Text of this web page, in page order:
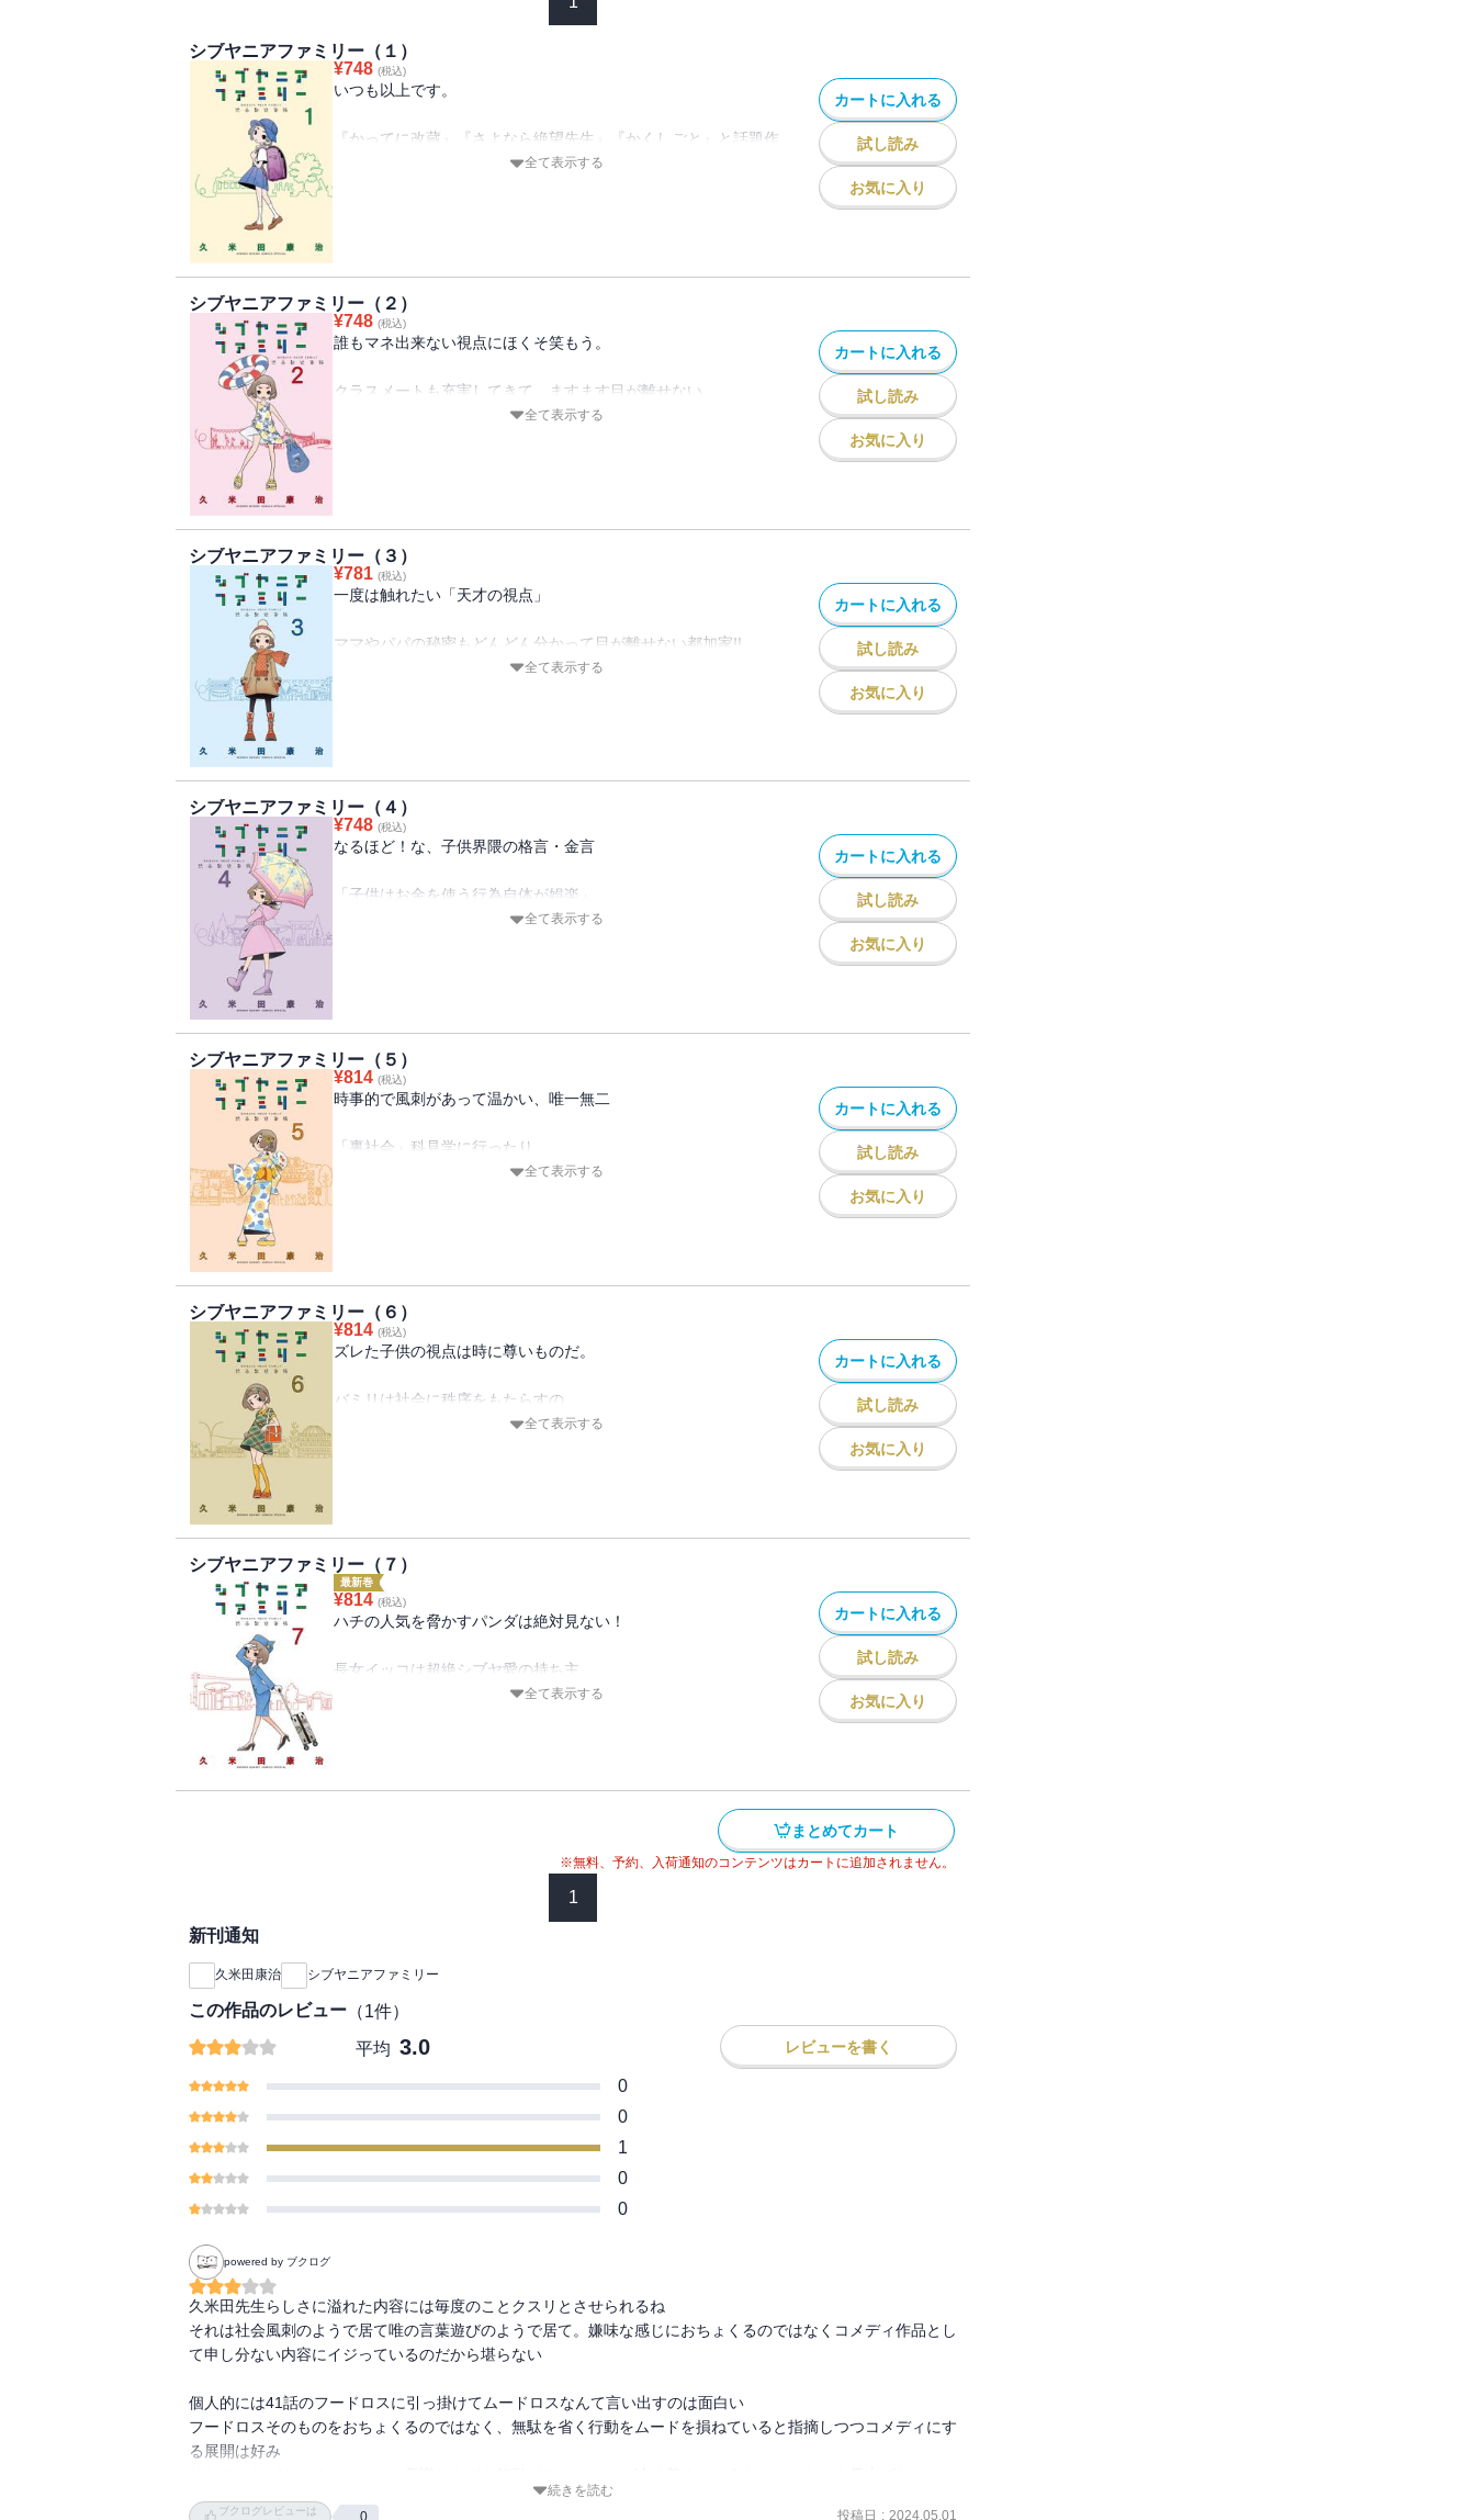
昔からのファンも初めてのファンもみんな楽しいハッピータイム！
『かってに改蔵』『さよなら絶望先生』『かくしごと』と
話題作を送り続ける久米田康治のお届けする最新作！
今巻でも持ってると嬉しい特典わんさかの「クメカ」付き!!
シブヤニアファミリー（１）
¥748 (税込)
いつも以上です。
『かってに改蔵』『さよなら絶望先生』『かくしごと』と話題作
を送り続ける久米田康治の最新作。久々、小学館に帰還しての作
プレゼントへの応募に必要だったり、サイン会での特典だった
り、持ってるとお得なカードです。
全て表示する
カートに入れる
試し読み
お気に入り
シブヤニアファミリー（２）
¥748 (税込)
誰もマネ出来ない視点にほくそ笑もう。
クラスメートも充実してきて、ますます目が離せない
イッコちゃん達の小学生ライフ。
それぞれ別々の話に昇華させる技は流石ですよ。
『かってに改蔵』『さよなら絶望先生』『かくしごと』と
話題作を送り続ける久米田康治の最新作。
渋谷を知り尽くす著者だから描ける
全て表示する
カートに入れる
試し読み
お気に入り
シブヤニアファミリー（３）
¥781 (税込)
一度は触れたい「天才の視点」
ママやパパの秘密もどんどん分かって目が離せない都加家!!
ズレてて、スレてて、愛らしい渋谷の小学生！
「三択老師」
「比の用心」
「ムードロス」
「あの忍者は三流」
「一番タイパがいいのは走馬灯」
ム！
『かってに改蔵』『さよなら絶望先生』『かくしごと』と
話題作を送り続ける久米田康治のお届けする最新作！
今巻でも持ってると嬉しい特典わんさかの「クメカ」付き!!
全て表示する
カートに入れる
試し読み
お気に入り
シブヤニアファミリー（４）
¥748 (税込)
なるほど！な、子供界隈の格言・金言
「子供はお金を使う行為自体が娯楽」
「上級生より中の上級生を目指したい」
「渋谷通はだいたい埼玉県民」
「さんま御殿」でも大活躍な著者が描く、
ズレてて、スレてて、愛らしい渋谷の小学生たち。
子供を通して知るのは日本の今。
急に意識し始めるエルくん。
恋の始まりか!？
”上司“になりたいという弟くん伊澄。
その理由が微笑ましく…
全て表示する
カートに入れる
試し読み
お気に入り
シブヤニアファミリー（５）
¥814 (税込)
時事的で風刺があって温かい、唯一無二
「裏社会」科見学に行ったり
かわいくなくなる進化より退化を求めたり
最悪結果に対処するダメージトレーニング「ダメトレ」したり
オーバーツーリズム対策で２体目のハチ公…忠犬パチ公を作ろう
としたり、
今巻も渋谷っ子、世に憚る！
全て表示する
カートに入れる
試し読み
お気に入り
シブヤニアファミリー（６）
¥814 (税込)
ズレた子供の視点は時に尊いものだ。
バミリは社会に秩序をもたらすの、
大人気・舘古舞ちゃん初登場。
メダカの学校作って偉人になれば新札に。
沖縄旅行の最大の楽しみは帰って来た時「渋谷が一番」を言いた
いから。
沖縄で見たVIP多妻制。
イッコのまわりはいつも楽しいことだらけ。
3年果汁組の愉快な子供たち！
全て表示する
カートに入れる
試し読み
お気に入り
シブヤニアファミリー（７）
最新巻
¥814 (税込)
ハチの人気を脅かすパンダは絶対見ない！
長女イッコは超絶シブヤ愛の持ち主。
長男伊澄は本質をつける幼児。
鬼才が描く愛嬌家族！
全て表示する
カートに入れる
試し読み
お気に入り
まとめてカート
※無料、予約、入荷通知のコンテンツはカートに追加されません。
1
新刊通知
久米田康治 シブヤニアファミリー
この作品のレビュー （1件）
平均 3.0 レビューを書く
0
0
1
0
0
powered by ブクログ
久米田先生らしさに溢れた内容には毎度のことクスリとさせられるね
それは社会風刺のようで居て唯の言葉遊びのようで居て。嫌味な感じにおちょくるのではなくコメディ作品とし
て申し分ない内容にイジっているのだから堪らない
個人的には41話のフードロスに引っ掛けてムードロスなんて言い出すのは面白い
フードロスそのものをおちょくるのではなく、無駄を省く行動をムードを損ねていると指摘しつつコメディにす
る展開は好み
続きを読む
ブクログレビューは
0 投稿日 : 2024.05.01